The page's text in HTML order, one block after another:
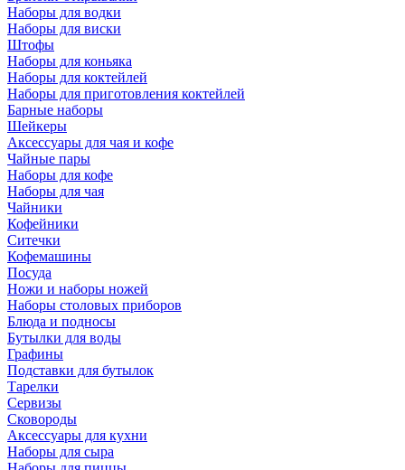
Наборы для водки
Наборы для виски
Штофы
Наборы для коньяка
Наборы для коктейлей
Наборы для приготовления коктейлей
Барные наборы
Шейкеры
Аксессуары для чая и кофе
Чайные пары
Наборы для кофе
Наборы для чая
Чайники
Кофейники
Ситечки
Кофемашины
Посуда
Ножи и наборы ножей
Наборы столовых приборов
Блюда и подносы
Бутылки для воды
Графины
Подставки для бутылок
Тарелки
Сервизы
Сковороды
Аксессуары для кухни
Наборы для сыра